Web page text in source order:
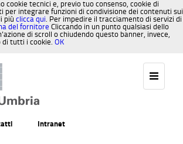
cookie tecnici e, previo tuo consenso, cookie di
per integrare funzioni di condivisione dei contenuti sui
più clicca qui. Per impedire il tracciamento di servizi di
del fornitore Cliccando in un punto qualsiasi dello
di scroll o chiudendo questo banner, invece,
di tutti i cookie. OK
Intranet